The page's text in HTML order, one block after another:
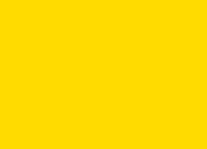
Stadtteil-